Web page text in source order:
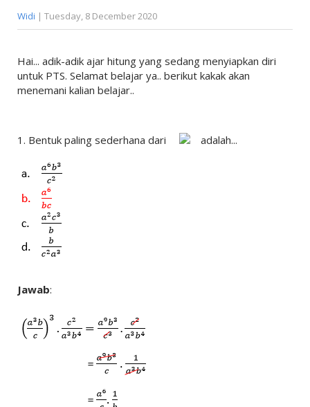
Widi | Tuesday, 8 December 2020
Hai... adik-adik ajar hitung yang sedang menyiapkan diri
untuk PTS. Selamat belajar ya.. berikut kakak akan
menemani kalian belajar..
1. Bentuk paling sederhana dari adalah...
Jawab: